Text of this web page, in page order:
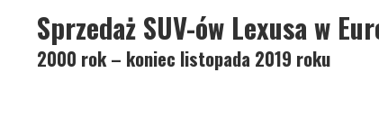
Sprzedaż SUV-ów Lexusa w
2000 rok – koniec listopada 2019 roku